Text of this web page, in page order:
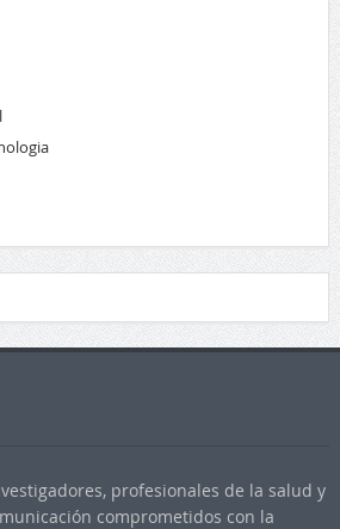
profesionales de la salud y
comprometidos con la